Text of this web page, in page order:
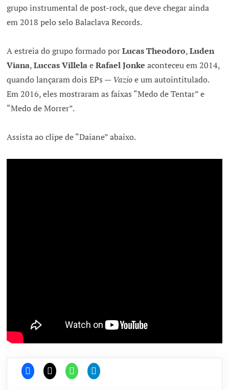
grupo instrumental de post-rock, que deve chegar ainda
em 2018 pelo selo Balaclava Records.
A estreia do grupo formado porLucas Theodoro,Luden
Viana,Luccas VillelaeRafael Jonke aconteceu em 2014,
quando lançaram dois EPs — Vazioe um autointitulado.
Em 2016, eles mostraram as faixas “Medo de Tentar” e
“Medo de Morrer”.
Assista ao clipe de “Daiane” abaixo.